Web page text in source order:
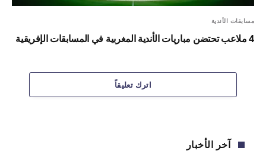
مسابقات الأندية
4 ملاعب تحتضن مباريات الأندية المغربية في المسابقات الإفريقية
اترك تعليقاً
آخر الأخبار